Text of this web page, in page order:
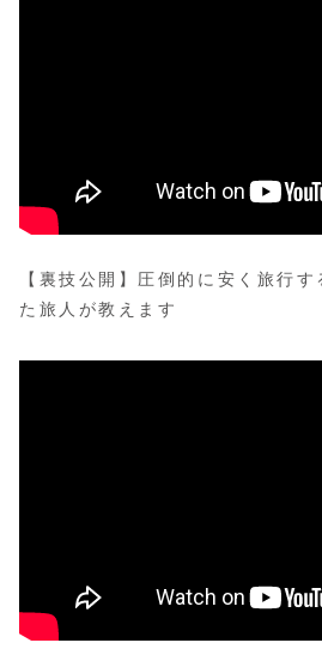
【裏技公開】圧倒的に安く旅行
た旅人が教えます